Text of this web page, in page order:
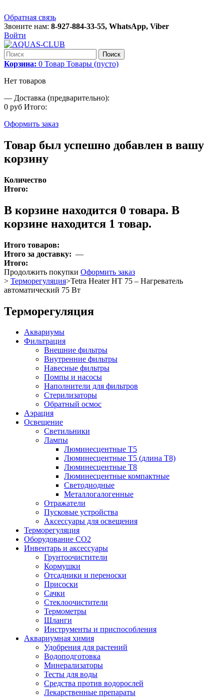
Обратная связь
Звоните нам: 8-927-884-33-55, WhatsApp, Viber
Войти
Поиск
Корзина: 0 Товар Товары (пусто)
Нет товаров
— Доставка (предварительно):
0 руб Итого:
Оформить заказ
Товар был успешно добавлен в вашу
корзину
Количество
Итого:
В корзине находится 0 товара. В
корзине находится 1 товар.
Итого товаров:
Итого за доставку: —
Итого:
Продолжить покупки Оформить заказ
> Терморегуляция>Tetra Heater HT 75 – Нагреватель
автоматический 75 Вт
Терморегуляция
Аквариумы
Фильтрация
Внешние фильтры
Внутренние фильтры
Навесные фильтры
Помпы и насосы
Наполнители для фильтров
Стерилизаторы
Обратный осмос
Аэрация
Освещение
Светильники
Лампы
Люминесцентные T5
Люминесцентные T5 (длина T8)
Люминесцентные T8
Люминесцентные компактные
Светодиодные
Металлогалогенные
Отражатели
Пусковые устройства
Аксессуары для освещения
Терморегуляция
Оборудование CO2
Инвентарь и аксессуары
Грунтоочистители
Кормушки
Отсадники и переноски
Присоски
Сачки
Стеклоочистители
Термометры
Шланги
Инструменты и приспособления
Аквариумная химия
Удобрения для растений
Водоподготовка
Минерализаторы
Тесты для воды
Средства против водорослей
Лекарственные препараты